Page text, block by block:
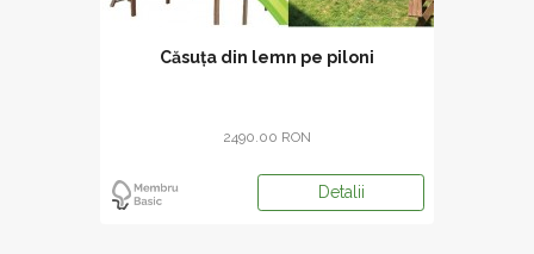
Căsuța din lemn pe piloni
2490.00 RON
Detalii